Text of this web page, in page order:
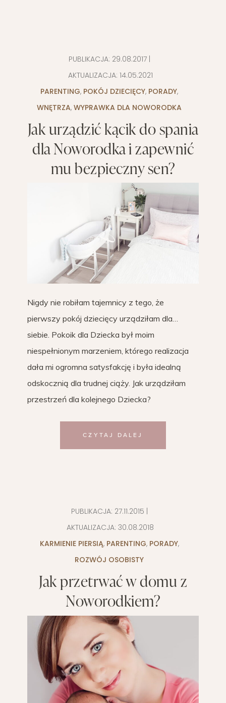
PUBLIKACJA: 29.08.2017|
AKTUALIZACJA: 14.05.2021
PARENTING, POKÓJ DZIECIĘCY, PORADY,
WNĘTRZA, WYPRAWKA DLA NOWORODKA
Jak urządzić kącik do spania
dla Noworodka i zapewnić
mu bezpieczny sen?
Nigdy nie robiłam tajemnicy z tego, że
pierwszy pokój dziecięcy urządziłam dla…
siebie. Pokoik dla Dziecka był moim
niespełnionym marzeniem, którego realizacja
dała mi ogromna satysfakcję i była idealną
odskocznią dla trudnej ciąży. Jak urządziłam
przestrzeń dla kolejnego Dziecka?
CZYTAJ DALEJ
PUBLIKACJA: 27.11.2015
AKTUALIZACJA: 30.08.2018
KARMIENIE PIERSIĄ, PARENTING, PORADY,
ROZWÓJ OSOBISTY
Jak przetrwać w domu z
Noworodkiem?